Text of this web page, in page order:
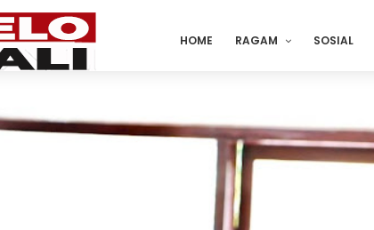
HOME RAGAM SOSIAL